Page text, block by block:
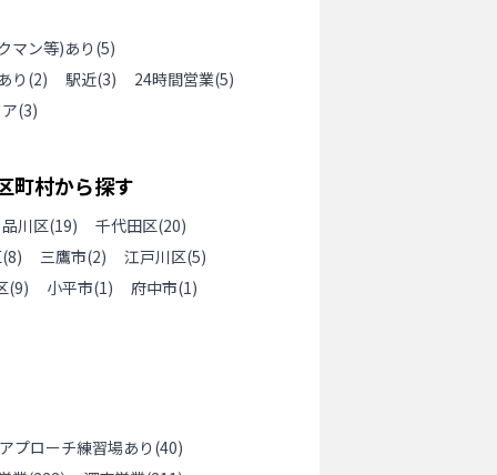
マン等)あり (5)
り (2) 駅近(3) 24時間営業(5)
(3)
町村から探す
品川区(19) 千代田区(20)
(8) 三鷹市(2) 江戸川区(5)
(9) 小平市(1) 府中市(1)
アプローチ練習場あり (40)